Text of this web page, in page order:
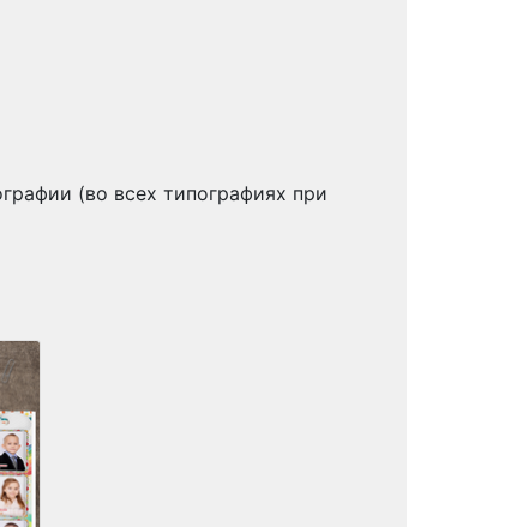
(во всех типографиях при